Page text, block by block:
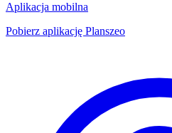
Aplikacja mobilna
Pobierz aplikację Planszeo